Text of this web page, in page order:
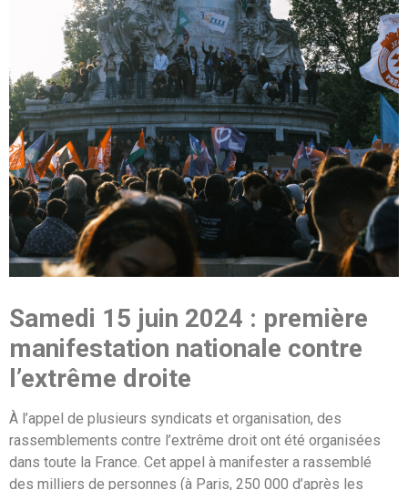
Samedi 15 juin 2024 : première
manifestation nationale contre
l’extrême droite
À l’appel de plusieurs syndicats et organisation, des
rassemblements contre l’extrême droit ont été organisées
dans toute la France. Cet appel à manifester a rassemblé
des milliers de personnes (à Paris, 250 000 d’après les